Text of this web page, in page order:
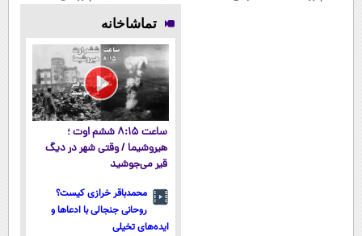
شما(خرید با
تخفیف ویژه)
تماشاخانه
ساعت ۸:۱۵ ششم اوت ؛
هیروشیما / وقتی شهر در دیگ
قیر می‌جوشید
محمدباقر خرازی کیست؟
روحانی جنجالی با ادعاها و
ایده‌های تخیلی